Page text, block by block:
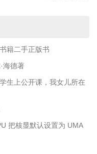
籍二手正版书
海德著
生上公开课，我女儿所在
把核显默认设置为 UMA